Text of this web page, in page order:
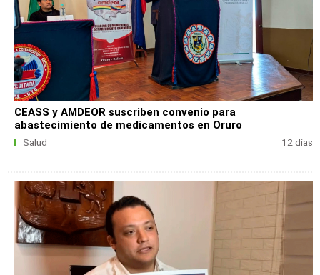
CEASS y AMDEOR suscriben convenio para
abastecimiento de medicamentos en Oruro
Salud 12 días